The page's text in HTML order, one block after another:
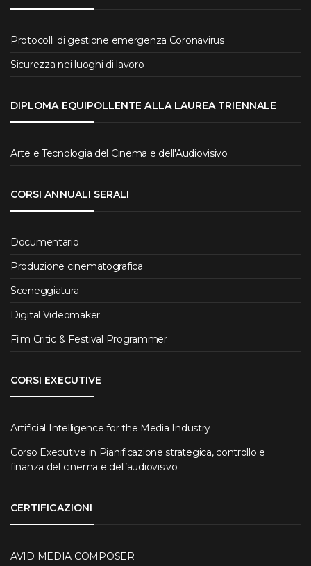
Protocolli di gestione emergenza Coronavirus
Sicurezza nei luoghi di lavoro
DIPLOMA EQUIPOLLENTE ALLA LAUREA TRIENNALE
Arte e Tecnologia del Cinema e dell'Audiovisivo
CORSI ANNUALI SERALI
Documentario
Produzione cinematografica
Sceneggiatura
Digital Videomaker
Film Critic & Festival Programmer
CORSI EXECUTIVE
Artificial Intelligence for the Media Industry
Corso Executive in Pianificazione strategica, controllo e
finanza del cinema e dell’audiovisivo
CERTIFICAZIONI
AVID MEDIA COMPOSER